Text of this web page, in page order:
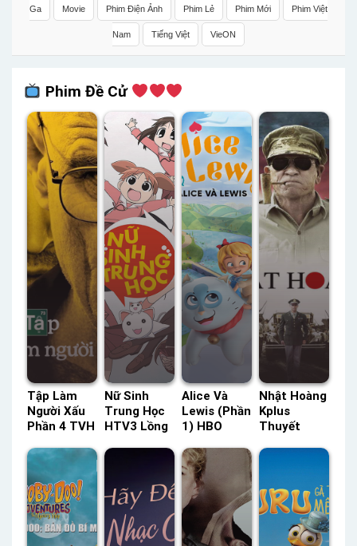
Ga Movie Phim Điện Ảnh Phim Lẻ Phim Mới Phim Việt
Nam Tiếng Việt VieON
Phim Đề Cử
Tập Làm
Người Xấu
Phần 4 TVH
Minh –
Status: 13/
13 Thuyết
Minh
Nữ Sinh
Trung Học
HTV3 Lồng
Status: 26 /
Tiếng
Alice Và
Lewis (Phần
1) HBO
Minh –
Status: 52 /
52 Thuyết
Minh
Nhật Hoàng
Kplus
Thuyết
Status: HD
Minh